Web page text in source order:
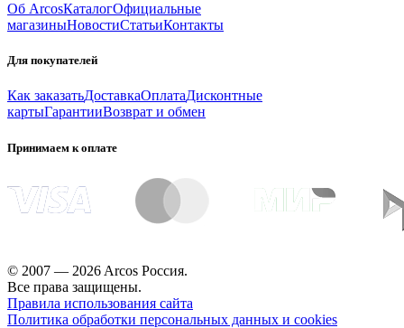
Об ArcosКаталогОфициальные
магазиныНовостиСтатьиКонтакты
Для покупателей
Как заказатьДоставкаОплатаДисконтные
картыГарантииВозврат и обмен
Принимаем к оплате
© 2007 — 2026 Arcos Россия.
Все права защищены.
Правила использования сайта
Политика обработки персональных данных и cookies